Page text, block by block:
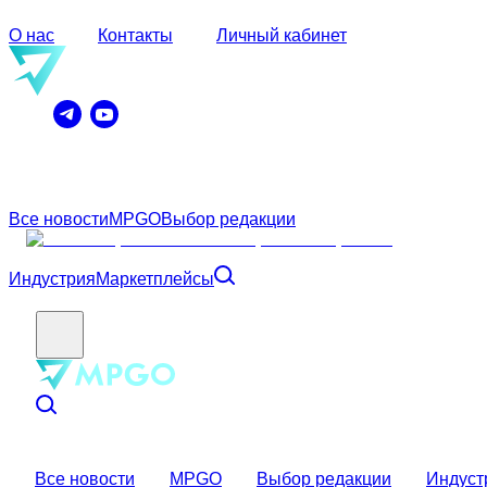
О нас Контакты Личный кабинет
Все новостиMPGOВыбор редакции
ИндустрияМаркетплейсы
Все новости MPGO Выбор редакции